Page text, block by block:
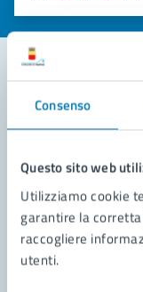
Consenso
Questo sito web
Utilizziamo cookie
garantire la
raccogliere
utenti.
Valuta
Valuta 3
Valuta 2 stelle
Valuta 1 stelle su 5
Contatta il
Richiedi
Prenota
Problemi in città